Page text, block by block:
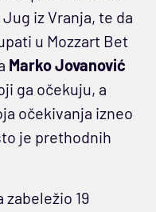
iz Vranja, te da
u Mozzart Bet
Marko Jovanović
ga očekuju, a
očekivanja izneo
je prethodnih
19